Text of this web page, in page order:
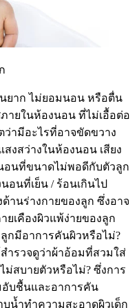
ยาก ไม่ยอมนอน หรือตื่น
ายในห้องนอน ที่ไม่เอื้อต่อ
ามีอะไรที่อาจขัดขวาง
งสว่างในห้องนอน เสียง
อนที่ขนาดไม่พอดีกับตัวลูก
อนที่เย็น / ร้อนเกินไป
านร่างกายของลูก ซึ่งอาจ
ยเคืองผิวแพ้ง่ายของลูก
กมีอาการคันผิวหรือไม่?
ำรวจดูว่าผ้าอ้อมที่สวมใส่
ม่สบายตัวหรือไม่? ซึ่งการ
อับชื้นและอาการคัน
น้ำทำความสะอาดผิวเด็ก